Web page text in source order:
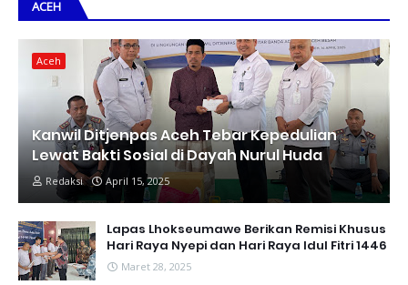
ACEH
Aceh
Kanwil Ditjenpas Aceh Tebar Kepedulian
Lewat Bakti Sosial di Dayah Nurul Huda
Redaksi April 15, 2025
Lapas Lhokseumawe Berikan Remisi Khusus
Hari Raya Nyepi dan Hari Raya Idul Fitri 1446
Maret 28, 2025